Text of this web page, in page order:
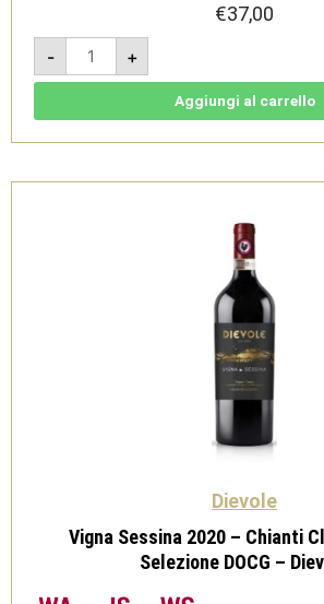
€37,00
-
Chianti
Classico
Docg
2021
-
+
Aggiungi al carrello
Dievole
Vigna Sessina 2020 – Chianti
Selezione DOCG –